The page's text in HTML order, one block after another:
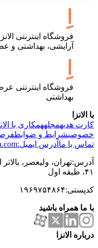
فروشگاه اینترنتی
آرایشی، بهداشتی و
فروشگاه اینترنتی
بهداشتی
با الانزا
کارت هدیهمجلههمکاری با
خصوصیشرایط و ضوابط
تماس با ما آدرس ایمیل:cs@elanza.com
آدرس:تهران، ولیعصر،
۴۱، طبقه اول
کدپستی:۱۹۶۹۷۵۴۸۶۴
با ما همراه باشید
درباره الانزا